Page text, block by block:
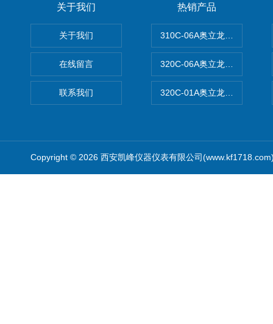
关于我们
关于我们
在线留言
联系我们
热销产品
310C-06A奥立龙实验室台式
320C-06A奥立龙实验室便携
320C-01A奥立龙实验室便携
Copyright © 2026 西安凯峰仪器仪表有限公司